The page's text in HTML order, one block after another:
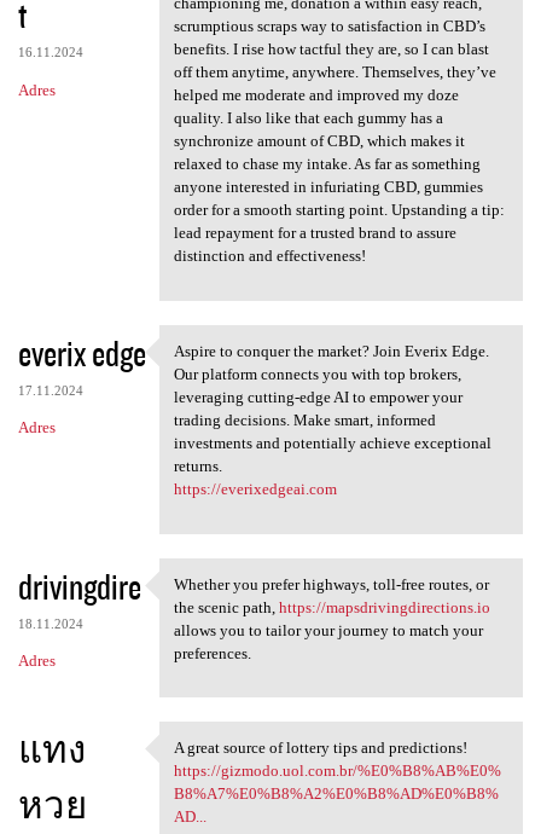
t
16.11.2024
Adres
scrumptious scraps way to satisfaction in CBD’s
benefits. I rise how tactful they are, so I can blast
off them anytime, anywhere. Themselves, they’ve
helped me moderate and improved my doze
quality. I also like that each gummy has a
synchronize amount of CBD, which makes it
relaxed to chase my intake. As far as something
anyone interested in infuriating CBD, gummies
order for a smooth starting point. Upstanding a tip:
lead repayment for a trusted brand to assure
distinction and effectiveness!
everix edge
17.11.2024
Adres
Aspire to conquer the market?
Aspire to conquer the market? Join Everix Edge.
Our platform connects you with top brokers,
leveraging cutting-edge AI to empower your
trading decisions. Make smart, informed
investments and potentially achieve exceptional
returns.
https://everixedgeai.com
drivingdire
18.11.2024
Adres
Whether you prefer highways,
Whether you prefer highways, toll-free routes, or
the scenic path, https://mapsdrivingdirections.io
allows you to tailor your journey to match your
preferences.
แทง
หวย
A great source of lottery
A great source of lottery tips and predictions!
https://gizmodo.uol.com.br/%E0%B8%AB%E0%
B8%A7%E0%B8%A2%E0%B8%AD%E0%B8%
AD...